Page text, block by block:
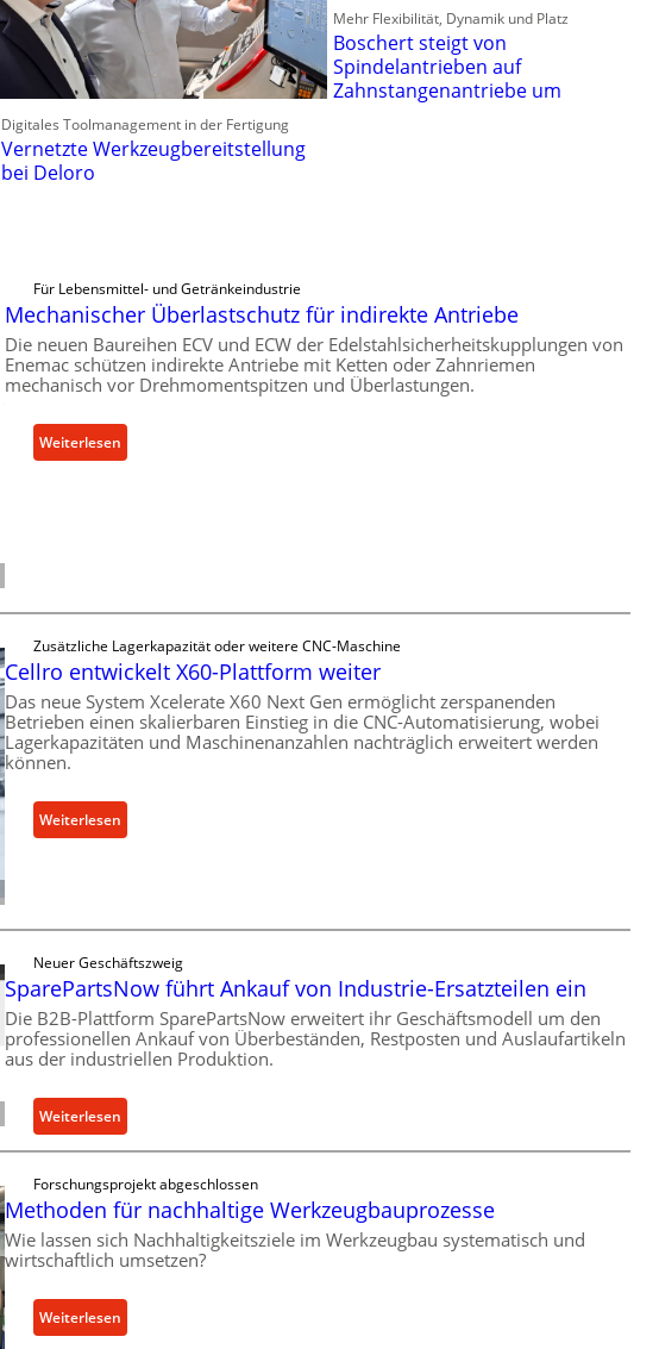
Digitales Toolmanagement in der Fertigung
Vernetzte Werkzeugbereitstellung
bei Deloro
Mehr Flexibilität, Dynamik und Platz
Boschert steigt von
Spindelantrieben auf
Zahnstangenantriebe um
Für Lebensmittel- und Getränkeindustrie
Mechanischer Überlastschutz für indirekte Antriebe
Die neuen Baureihen ECV und ECW der Edelstahlsicherheitskupplungen von
Enemac schützen indirekte Antriebe mit Ketten oder Zahnriemen
mechanisch vor Drehmomentspitzen und Überlastungen.
Weiterlesen
M
i
s
c
e
r
r
s
c
h
u
t
ü
i
n
d
i
k
Zusätzliche Lagerkapazität oder weitere CNC-Maschine
Cellro entwickelt X60-Plattform weiter
Das neue System Xcelerate X60 Next Gen ermöglicht zerspanenden
Betrieben einen skalierbaren Einstieg in die CNC-Automatisierung, wobei
Lagerkapazitäten und Maschinenanzahlen nachträglich erweitert werden
können.
Weiterlesen
C
o
e
n
t
w
i
l
t
X
6
Neuer Geschäftszweig
SparePartsNow führt Ankauf von Industrie-Ersatzteilen ein
Die B2B-Plattform SparePartsNow erweitert ihr Geschäftsmodell um den
professionellen Ankauf von Überbeständen, Restposten und Auslaufartikeln
aus der industriellen Produktion.
Weiterlesen
S
a
r
e
P
t
Forschungsprojekt abgeschlossen
Methoden für nachhaltige Werkzeugbauprozesse
Wie lassen sich Nachhaltigkeitsziele im Werkzeugbau systematisch und
wirtschaftlich umsetzen?
Weiterlesen
M